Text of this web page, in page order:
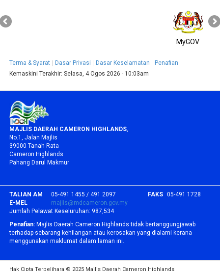
MyGOV
Terma & Syarat Dasar Privasi Dasar Keselamatan
Penafian
Kemaskini Terakhir:Selasa, 4 Ogos 2026 - 10:03am
MAJLIS DAERAH CAMERON HIGHLANDS
No.1, Jalan Majlis
39000 Tanah Rata
Cameron Highlands
Pahang Darul Makmur
TALIAN AM 05-491 1455 / 491 2097 FAKS
05-491 1728
E-MEL
majlis@mdcameron.gov.my
Jumlah Pelawat Keseluruhan: 987,534
Penafian: Majlis Daerah Cameron Highlands tidak bertanggungjawab
terhadap sebarang kehilangan atau kerosakan yang dialami kerana
menggunakan maklumat dalam laman ini.
Hak Cipta Terpelihara © 2025 Majlis Daerah Cameron Highlands